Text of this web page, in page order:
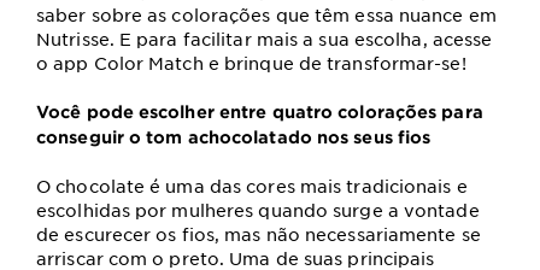
saber sobre as colorações que têm essa nuance em
Nutrisse. E para facilitar mais a sua escolha, acesse
o app Color Match e brinque de transformar-se!
Você pode escolher entre quatro colorações para
conseguir o tom achocolatado nos seus fios
O chocolate é uma das cores mais tradicionais e
escolhidas por mulheres quando surge a vontade
de escurecer os fios, mas não necessariamente se
arriscar com o preto. Uma de suas principais